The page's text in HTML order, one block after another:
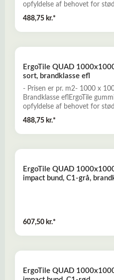
opfyldelse af behovet for
vibrationsdæmpende,
gummibelægninger. En
som produceres miljørigtigt
gummefliserSom tilbehør
25 mm. tykkelse - Se disse
488,75 kr.*
ErgoTile QUAD
sort, brandklasse efl
- Prisen er pr. m2- 1000 x
Brandklasse eflErgoTile
opfyldelse af behovet for
gummibelægninger. En
som produceres miljørigtigt
Fitness-, crossfit og
gummefliserSom tilbehør
25 mm. tykkelse - Se disse
488,75 kr.*
ErgoTile QUAD
impact bund, C1-grå,
607,50 kr.*
ErgoTile QUAD